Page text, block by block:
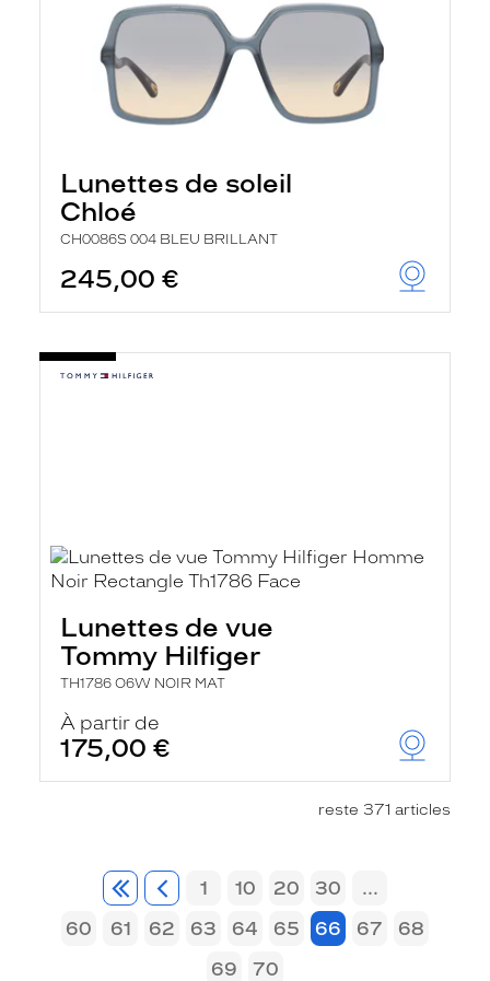
Lunettes de soleil
Chloé
CH0086S 004 BLEU BRILLANT
245,00 €
Lunettes de vue
Tommy Hilfiger
TH1786 O6W NOIR MAT
À partir de
175,00 €
reste 371 articles
1 10 20 30
...
60
61 62 63 64 65 66 67
68
69
70